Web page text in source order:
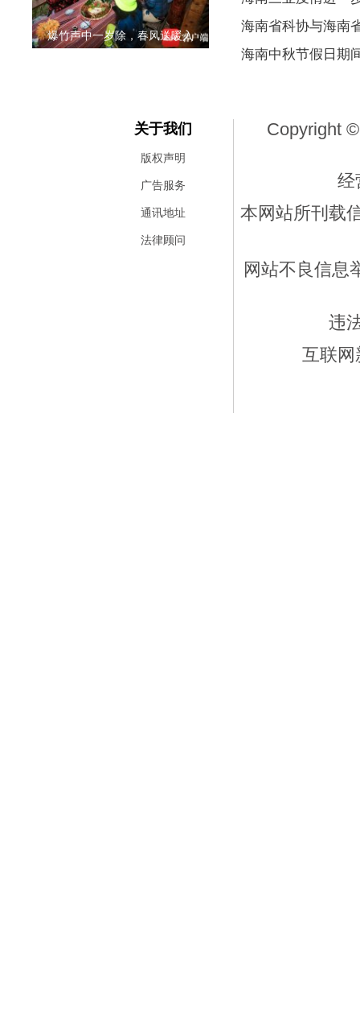
爆竹声中一岁除，春风送暖入
海南省科协与海南
海南中秋节假日期
关于我们
版权声明
广告服务
通讯地址
法律顾问
Copyright
经
本网站所刊载
网站不良信息
违
互联网